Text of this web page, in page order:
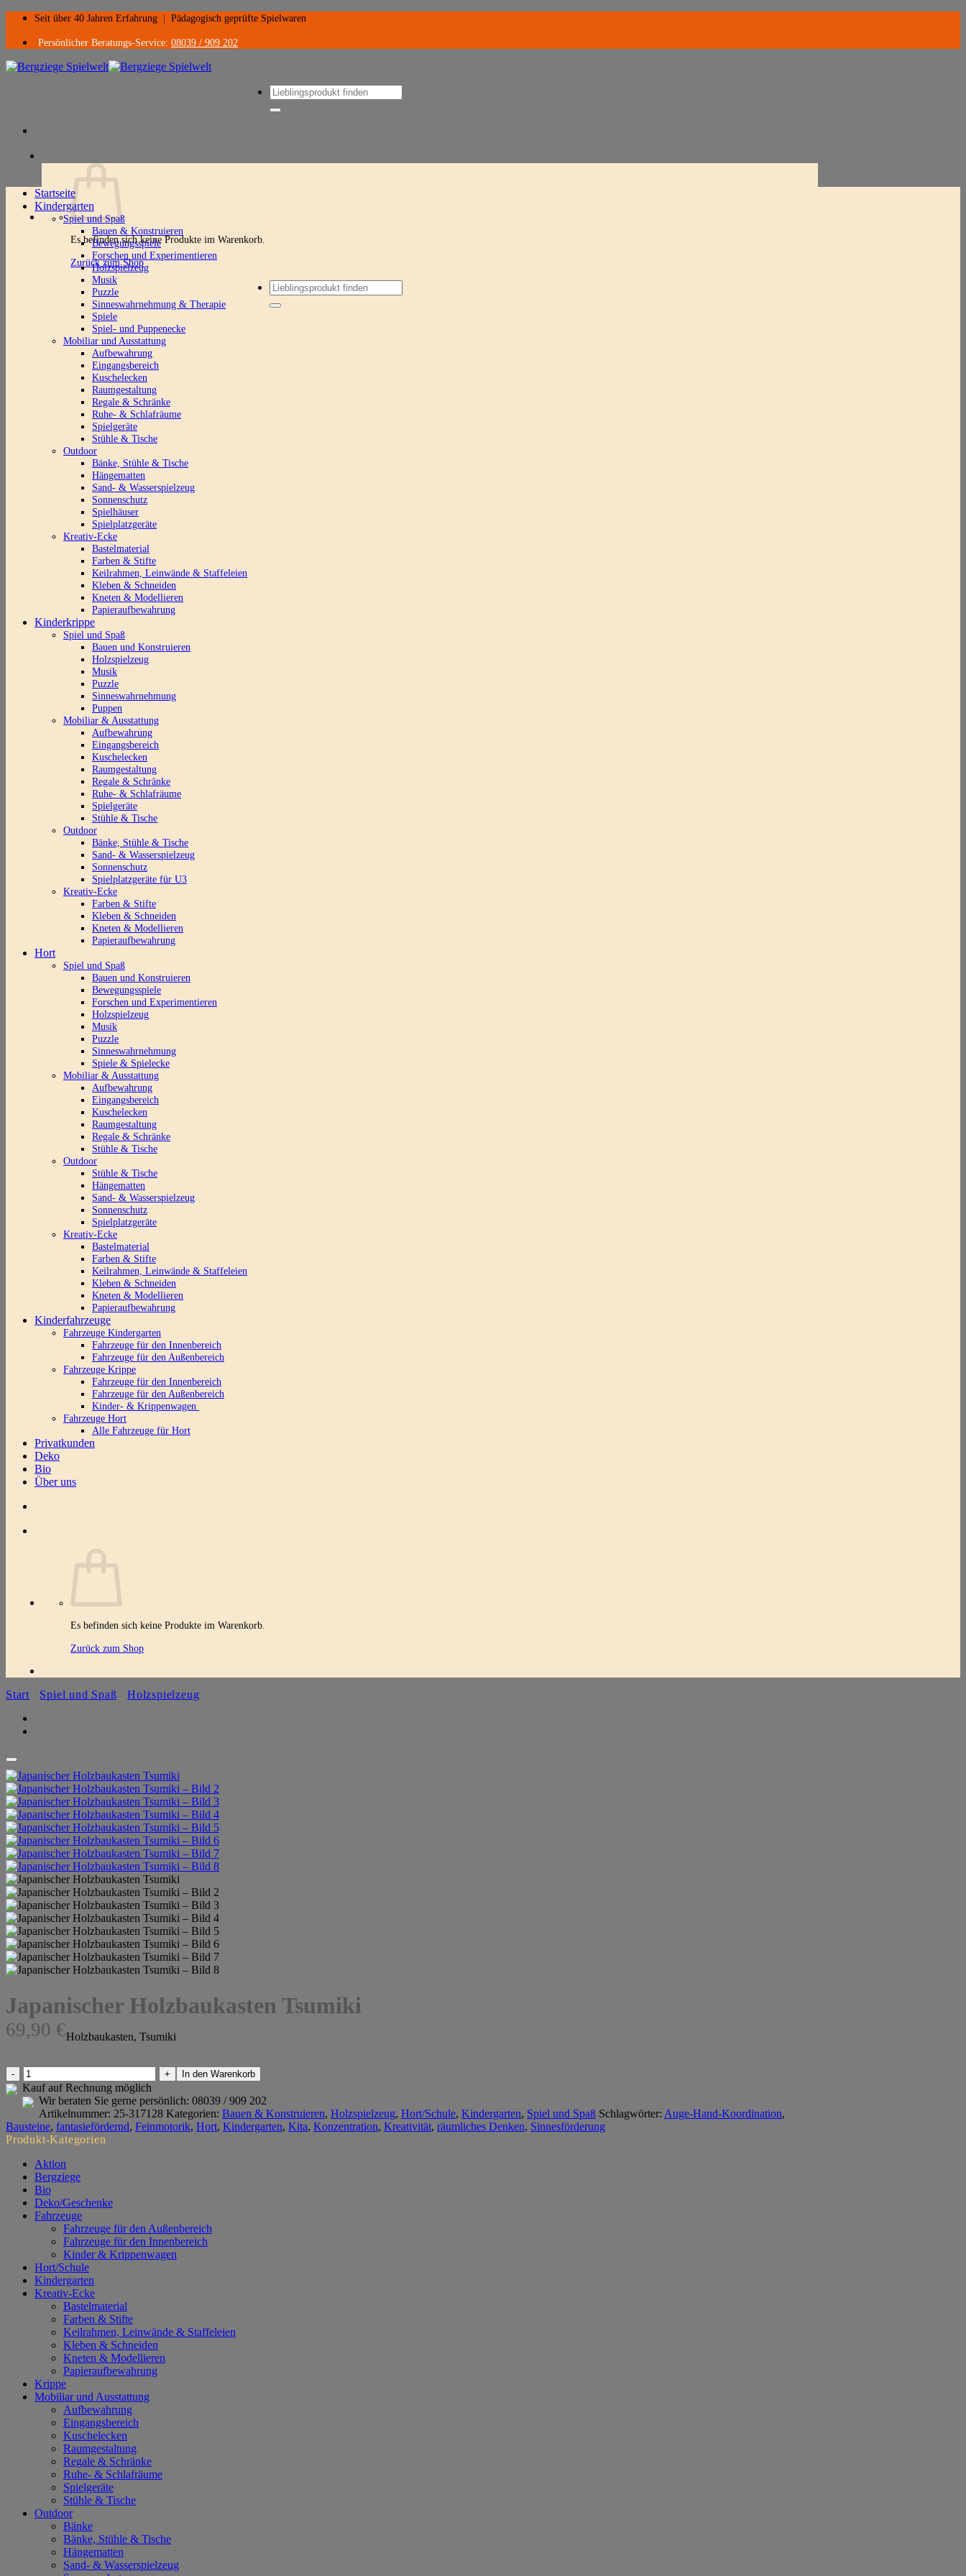
Zum
springen
Seit über 40 Jahren Erfahrung Pädagogisch geprüfte Spielwaren
Persönlicher Beratungs-Service: 08039 / 909 202
Suchen
nach:
Es befinden sich keine Produkte im Warenkorb.
Zurück zum Shop
Suchen
nach:
Startseite
Kindergarten
Spiel und Spaß
Bauen & Konstruieren
Bewegungsspiele
Forschen und Experimentieren
Holzspielzeug
Musik
Puzzle
Sinneswahrnehmung & Therapie
Spiele
Spiel- und Puppenecke
Mobiliar und Ausstattung
Aufbewahrung
Eingangsbereich
Kuschelecken
Raumgestaltung
Regale & Schränke
Ruhe- & Schlafräume
Spielgeräte
Stühle & Tische
Outdoor
Bänke, Stühle & Tische
Hängematten
Sand- & Wasserspielzeug
Sonnenschutz
Spielhäuser
Spielplatzgeräte
Kreativ-Ecke
Bastelmaterial
Farben & Stifte
Keilrahmen, Leinwände & Staffeleien
Kleben & Schneiden
Kneten & Modellieren
Papieraufbewahrung
Kinderkrippe
Spiel und Spaß
Bauen und Konstruieren
Holzspielzeug
Musik
Puzzle
Sinneswahrnehmung
Puppen
Mobiliar & Ausstattung
Aufbewahrung
Eingangsbereich
Kuschelecken
Raumgestaltung
Regale & Schränke
Ruhe- & Schlafräume
Spielgeräte
Stühle & Tische
Outdoor
Bänke, Stühle & Tische
Sand- & Wasserspielzeug
Sonnenschutz
Spielplatzgeräte für U3
Kreativ-Ecke
Farben & Stifte
Kleben & Schneiden
Kneten & Modellieren
Papieraufbewahrung
Hort
Spiel und Spaß
Bauen und Konstruieren
Bewegungsspiele
Forschen und Experimentieren
Holzspielzeug
Musik
Puzzle
Sinneswahrnehmung
Spiele & Spielecke
Mobiliar & Ausstattung
Aufbewahrung
Eingangsbereich
Kuschelecken
Raumgestaltung
Regale & Schränke
Stühle & Tische
Outdoor
Stühle & Tische
Hängematten
Sand- & Wasserspielzeug
Sonnenschutz
Spielplatzgeräte
Kreativ-Ecke
Bastelmaterial
Farben & Stifte
Keilrahmen, Leinwände & Staffeleien
Kleben & Schneiden
Kneten & Modellieren
Papieraufbewahrung
Kinderfahrzeuge
Fahrzeuge Kindergarten
Fahrzeuge für den Innenbereich
Fahrzeuge für den Außenbereich
Fahrzeuge Krippe
Fahrzeuge für den Innenbereich
Fahrzeuge für den Außenbereich
Kinder- & Krippenwagen
Fahrzeuge Hort
Alle Fahrzeuge für Hort
Privatkunden
Deko
Bio
Über uns
Es befinden sich keine Produkte im Warenkorb.
Zurück zum Shop
Start Spiel und Spaß Holzspielzeug
Japanischer Holzbaukasten Tsumiki
69,90 €Holzbaukasten, Tsumiki
Japanischer
Holzbaukasten
Tsumiki
Menge
In den Warenkorb
Kauf auf Rechnung möglich
Wir beraten Sie gerne persönlich: 08039 / 909 202
Artikelnummer: 25-317128 Kategorien: Bauen & Konstruieren, Holzspielzeug, Hort/Schule, Kindergarten, Spiel und Spaß Schlagwörter: Auge-Hand-Koordination,
Bausteine, fantasiefördernd, Feinmotorik, Hort, Kindergarten, Kita, Konzentration, Kreativität, räumliches Denken, Sinnesförderung
Produkt-Kategorien
Aktion
Bergziege
Bio
Deko/Geschenke
Fahrzeuge
Fahrzeuge für den Außenbereich
Fahrzeuge für den Innenbereich
Kinder & Krippenwagen
Hort/Schule
Kindergarten
Kreativ-Ecke
Bastelmaterial
Farben & Stifte
Keilrahmen, Leinwände & Staffeleien
Kleben & Schneiden
Kneten & Modellieren
Papieraufbewahrung
Krippe
Mobiliar und Ausstattung
Aufbewahrung
Eingangsbereich
Kuschelecken
Raumgestaltung
Regale & Schränke
Ruhe- & Schlafräume
Spielgeräte
Stühle & Tische
Outdoor
Bänke
Bänke, Stühle & Tische
Hängematten
Sand- & Wasserspielzeug